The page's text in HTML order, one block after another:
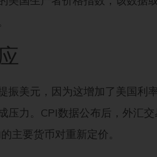
振美元，因为这增加了美国利
压力。CPI数据公布后，外汇
主要货币对重新定价。